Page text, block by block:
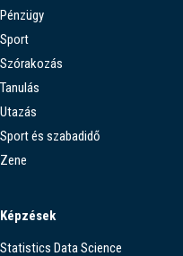
Pénzügy
Sport
Szórakozás
Tanulás
Utazás
Sport és szabadidő
Zene
Képzések
Statistics Data Science